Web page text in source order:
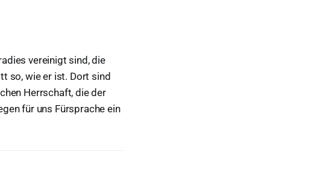
vereinigt sind, die
so, wie er ist. Dort sind
Herrschaft, die der
für uns Fürsprache ein